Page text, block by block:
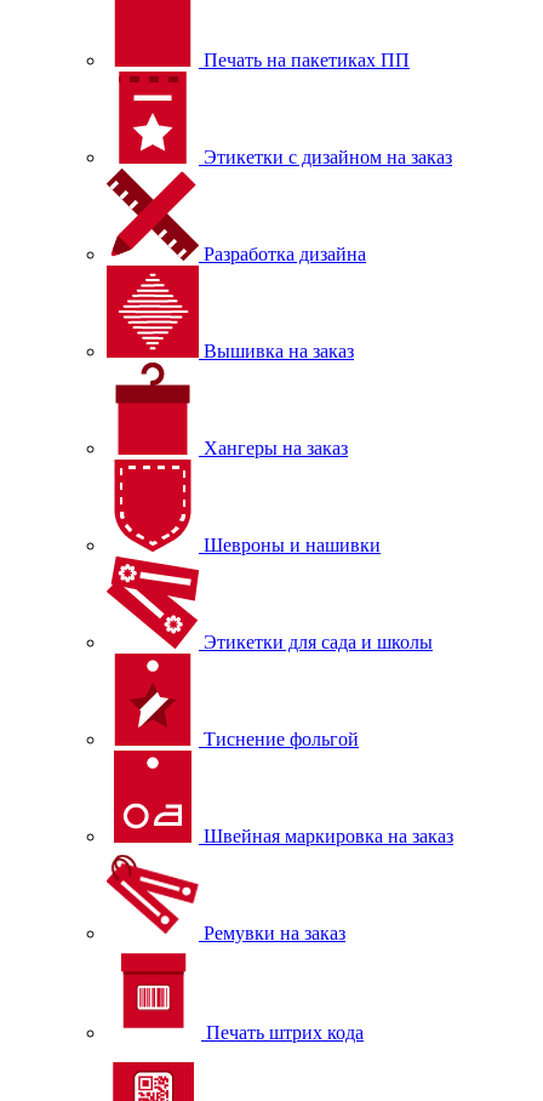
Печать на пакетиках ПП
Этикетки с дизайном на заказ
Разработка дизайна
Вышивка на заказ
Хангеры на заказ
Шевроны и нашивки
Этикетки для сада и школы
Тиснение фольгой
Швейная маркировка на заказ
Ремувки на заказ
Печать штрих кода